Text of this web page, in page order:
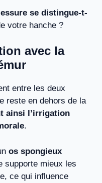
se distingue-t-
votre hanche ?
avec la
entre les deux
reste en dehors de la
ainsi l’irrigation
.
os spongieux
supporte mieux les
ce qui influence